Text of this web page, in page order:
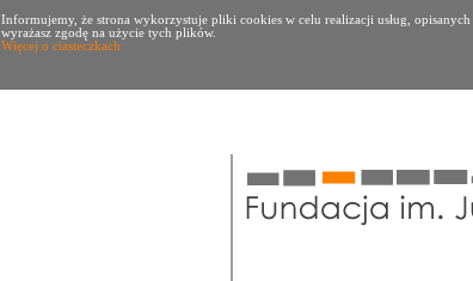
Informujemy, że strona wykorzystuje pliki cookies w celu realizacji usług, opisanych
wyrażasz zgodę na użycie tych plików.
Więcej o ciasteczkach